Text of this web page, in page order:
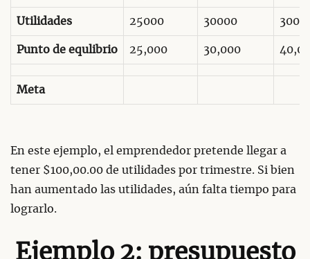
Utilidades 25000 30000
Punto de equlibrio 25,000 30,000
Meta
En este ejemplo, el emprendedor pretende llegar a
tener $100,00.00 de utilidades por trimestre. Si bien
han aumentado las utilidades, aún falta tiempo para
lograrlo.
Ejemplo 2: presupuesto